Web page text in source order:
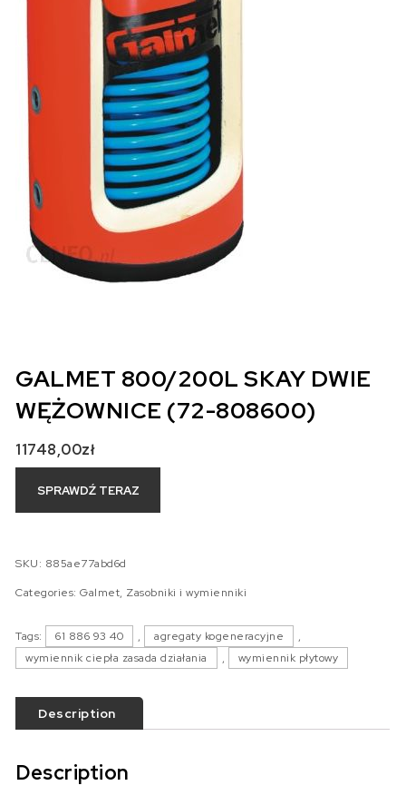
GALMET 800/200L SKAY DWIE
WĘŻOWNICE (72-808600)
11748,00zł
SPRAWDŹ TERAZ
SKU: 885ae77abd6d
Categories:Galmet, Zasobniki i wymienniki
Tags: 61 886 93 40 , agregaty kogeneracyjne
,
wymiennik ciepła zasada działania
, wymiennik płytowy
Description
Description